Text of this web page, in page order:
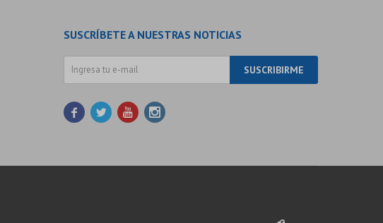
SUSCRÍBETE A NUESTRAS NOTICIAS
SUSCRIBIRME
   